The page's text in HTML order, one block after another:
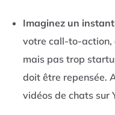
Imaginez un
votre call-to-action,
mais pas trop
doit être repensée.
vidéos de chats sur